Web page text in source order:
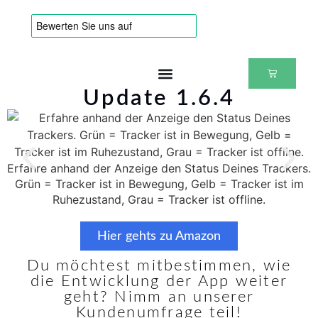
Update 1.6.4
Erfahre anhand der Anzeige den Status Deines Trackers.
Grün = Tracker ist in Bewegung, Gelb = Tracker ist im
Ruhezustand, Grau = Tracker ist offline.
Hier gehts zu Amazon
Du möchtest mitbestimmen, wie
die Entwicklung der App weiter
geht? Nimm an unserer
Kundenumfrage teil!